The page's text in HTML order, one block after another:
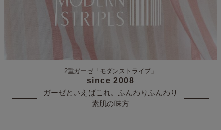
ガーゼといえばこれ。ふんわりふんわり
素肌の味方
2重ガーゼ「モダンストライプ」
since 2008